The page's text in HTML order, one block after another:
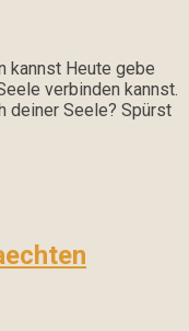
kannst Heute gebe
verbinden kannst.
deiner Seele? Spürst